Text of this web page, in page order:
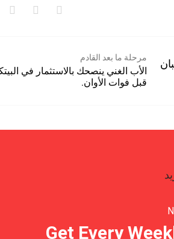
مرحلة ما بعد القادم
الأب الغني ينصحك بالاستثمار في
قبل فوات الأوان.
Get Every